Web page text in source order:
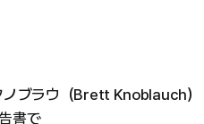
ブラウ（Brett Knoblauch）
書で